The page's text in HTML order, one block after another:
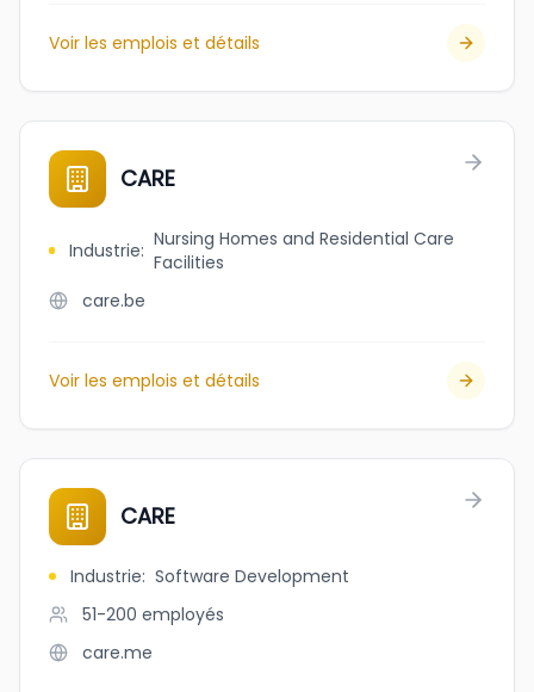
Voir les emplois et détails
CARE
Industrie: Nursing Homes and Residential Care
Facilities
care.be
Voir les emplois et détails
CARE
Industrie: Software Development
51-200 employés
care.me